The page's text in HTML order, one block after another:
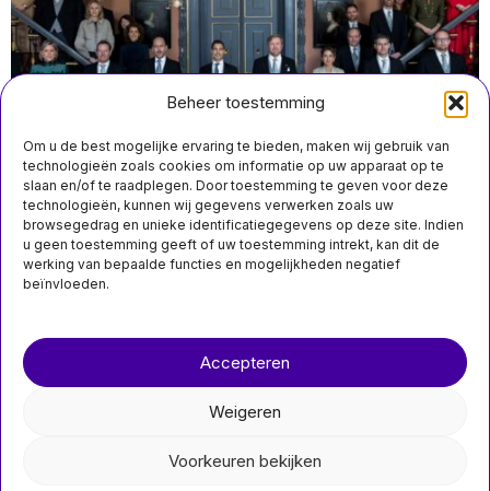
Beheer toestemming
Om u de best mogelijke ervaring te bieden, maken wij gebruik van
technologieën zoals cookies om informatie op uw apparaat op te
slaan en/of te raadplegen. Door toestemming te geven voor deze
technologieën, kunnen wij gegevens verwerken zoals uw
browsegedrag en unieke identificatiegegevens op deze site. Indien
u geen toestemming geeft of uw toestemming intrekt, kan dit de
werking van bepaalde functies en mogelijkheden negatief
beïnvloeden.
Accepteren
Weigeren
Voorkeuren bekijken
juni 2 09:50
Vertrouwen in kabinet-Jetten I daalt naar 22 procent na
100 dagen zonder resultaten
nieuwsimpuls.online
nieuwsimpuls.online
Drie Rotterdammers
aangehouden voor
oplichting met
nepcollecties van
honderdduizenden
aangehouden voor